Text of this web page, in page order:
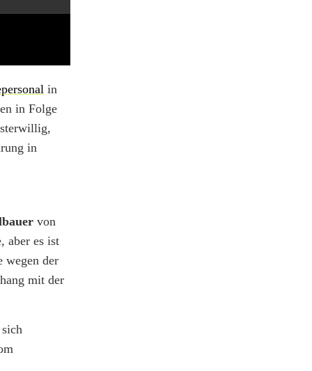
in
in Folge
in
von
aber es ist
wegen der
mit der